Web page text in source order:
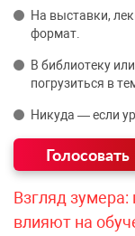
На выставки,
формат.
В библиотеку
погрузиться в
Никуда — если
Взгляд
влияют на